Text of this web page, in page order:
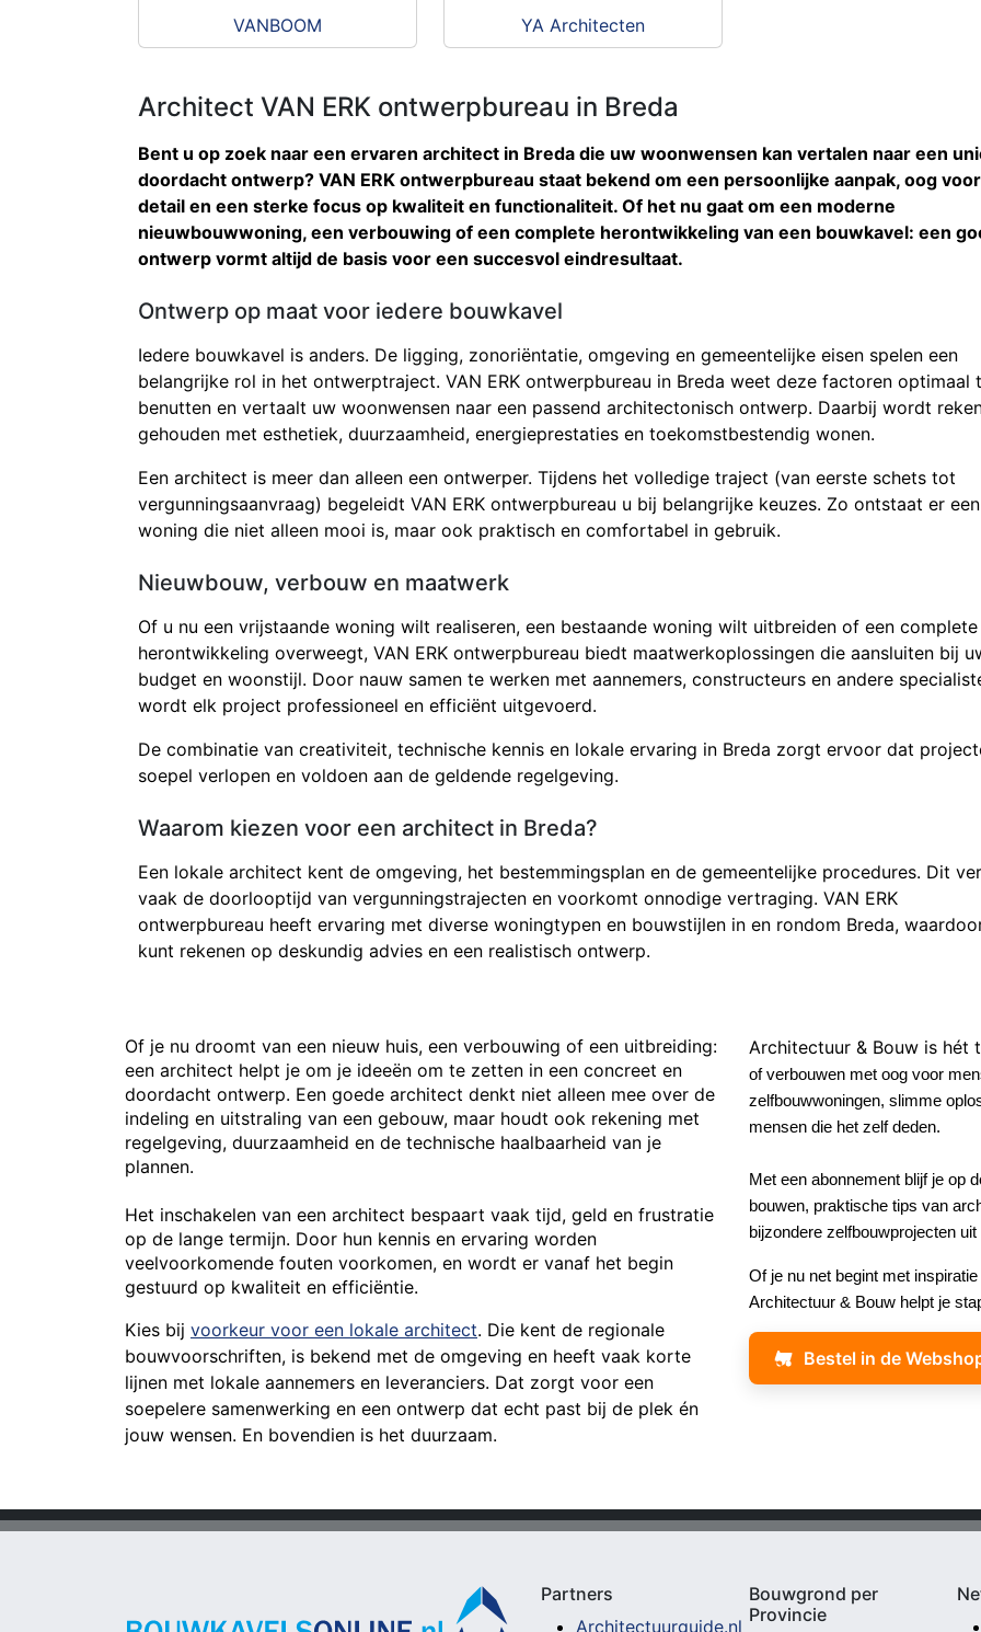
VANBOOM YA Architecten
Architect VAN ERK ontwerpbureau in Breda
Bent u op zoek naar een ervaren architect in Breda die uw woonwensen kan vertalen naar een
doordacht ontwerp? VAN ERK ontwerpbureau staat bekend om een persoonlijke aanpak, oog voor
detail en een sterke focus op kwaliteit en functionaliteit. Of het nu gaat om een moderne
nieuwbouwwoning, een verbouwing of een complete herontwikkeling van een bouwkavel: een
ontwerp vormt altijd de basis voor een succesvol eindresultaat.
Ontwerp op maat voor iedere bouwkavel
Iedere bouwkavel is anders. De ligging, zonoriëntatie, omgeving en gemeentelijke eisen spelen een
belangrijke rol in het ontwerptraject. VAN ERK ontwerpbureau in Breda weet deze factoren optimaal
benutten en vertaalt uw woonwensen naar een passend architectonisch ontwerp. Daarbij wordt
gehouden met esthetiek, duurzaamheid, energieprestaties en toekomstbestendig wonen.
Een architect is meer dan alleen een ontwerper. Tijdens het volledige traject (van eerste schets tot
vergunningsaanvraag) begeleidt VAN ERK ontwerpbureau u bij belangrijke keuzes. Zo ontstaat er een
woning die niet alleen mooi is, maar ook praktisch en comfortabel in gebruik.
Nieuwbouw, verbouw en maatwerk
Of u nu een vrijstaande woning wilt realiseren, een bestaande woning wilt uitbreiden of een complete
herontwikkeling overweegt, VAN ERK ontwerpbureau biedt maatwerkoplossingen die aansluiten bij
budget en woonstijl. Door nauw samen te werken met aannemers, constructeurs en andere
wordt elk project professioneel en efficiënt uitgevoerd.
De combinatie van creativiteit, technische kennis en lokale ervaring in Breda zorgt ervoor dat
soepel verlopen en voldoen aan de geldende regelgeving.
Waarom kiezen voor een architect in Breda?
Een lokale architect kent de omgeving, het bestemmingsplan en de gemeentelijke procedures. Dit
vaak de doorlooptijd van vergunningstrajecten en voorkomt onnodige vertraging. VAN ERK
ontwerpbureau heeft ervaring met diverse woningtypen en bouwstijlen in en rondom Breda,
kunt rekenen op deskundig advies en een realistisch ontwerp.
Of je nu droomt van een nieuw huis, een verbouwing of een uitbreiding:
een architect helpt je om je ideeën om te zetten in een concreet en
doordacht ontwerp. Een goede architect denkt niet alleen mee over de
indeling en uitstraling van een gebouw, maar houdt ook rekening met
regelgeving, duurzaamheid en de technische haalbaarheid van je
plannen.
Het inschakelen van een architect bespaart vaak tijd, geld en frustratie
op de lange termijn. Door hun kennis en ervaring worden
veelvoorkomende fouten voorkomen, en wordt er vanaf het begin
gestuurd op kwaliteit en efficiëntie.
Kies bij voorkeur voor een lokale architect. Die kent de regionale
bouwvoorschriften, is bekend met de omgeving en heeft vaak korte
lijnen met lokale aannemers en leveranciers. Dat zorgt voor een
soepelere samenwerking en een ontwerp dat echt past bij de plek én
jouw wensen. En bovendien is het duurzaam.
Architectuur & Bouw is
of verbouwen met oog voor
zelfbouwwoningen, slimme
mensen die het zelf deden.
Met een abonnement blijf je op
bouwen, praktische tips van
bijzondere zelfbouwprojecten
Of je nu net begint met
Architectuur & Bouw helpt je
Bestel in de
Partners
Architectuurguide.nl
Bouwgrond per
Provincie